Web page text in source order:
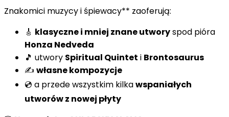
Znakomici muzycy i śpiewacy** zaoferują:
🎸 klasyczne i mniej znane utworyspod pióra
Honza Nedveda
🎵 utwory Spiritual Quintet i Brontosaurus
✍️ własne kompozycje
💿 a przede wszystkim kilkawspaniałych
utworów z nowej płyty